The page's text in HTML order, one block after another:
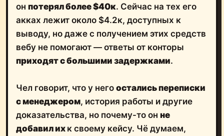
он потерял более $40к. Сейчас на тех его
акках лежит около $4.2к, доступных к
выводу, но даже с получением этих средств
вебу не помогают — ответы от конторы
приходят с большими задержками.
Чел говорит, что у него остались переписки
с менеджером, история работы и другие
доказательства, но почему-то он не
добавил их к своему кейсу. Чё думаем,